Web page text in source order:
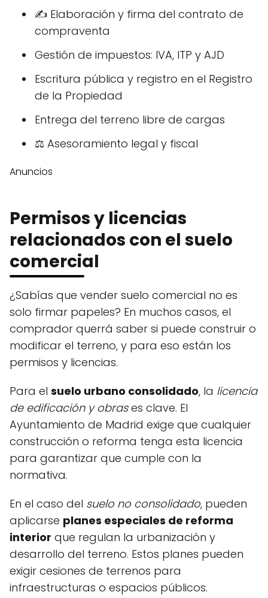
✍️ Elaboración y firma del contrato de
compraventa
Gestión de impuestos: IVA, ITP y AJD
Escritura pública y registro en el Registro
de la Propiedad
Entrega del terreno libre de cargas
‍⚖️ Asesoramiento legal y fiscal
Anuncios
Permisos y licencias
relacionados con el suelo
comercial
¿Sabías que vender suelo comercial no es
solo firmar papeles? En muchos casos, el
comprador querrá saber si puede construir o
modificar el terreno, y para eso están los
permisos y licencias.
Para el suelo urbano consolidado, la licencia
de edificación y obrases clave. El
Ayuntamiento de Madrid exige que cualquier
construcción o reforma tenga esta licencia
para garantizar que cumple con la
normativa.
En el caso del suelo no consolidado, pueden
aplicarse planes especiales de reforma
interior que regulan la urbanización y
desarrollo del terreno. Estos planes pueden
exigir cesiones de terrenos para
infraestructuras o espacios públicos.